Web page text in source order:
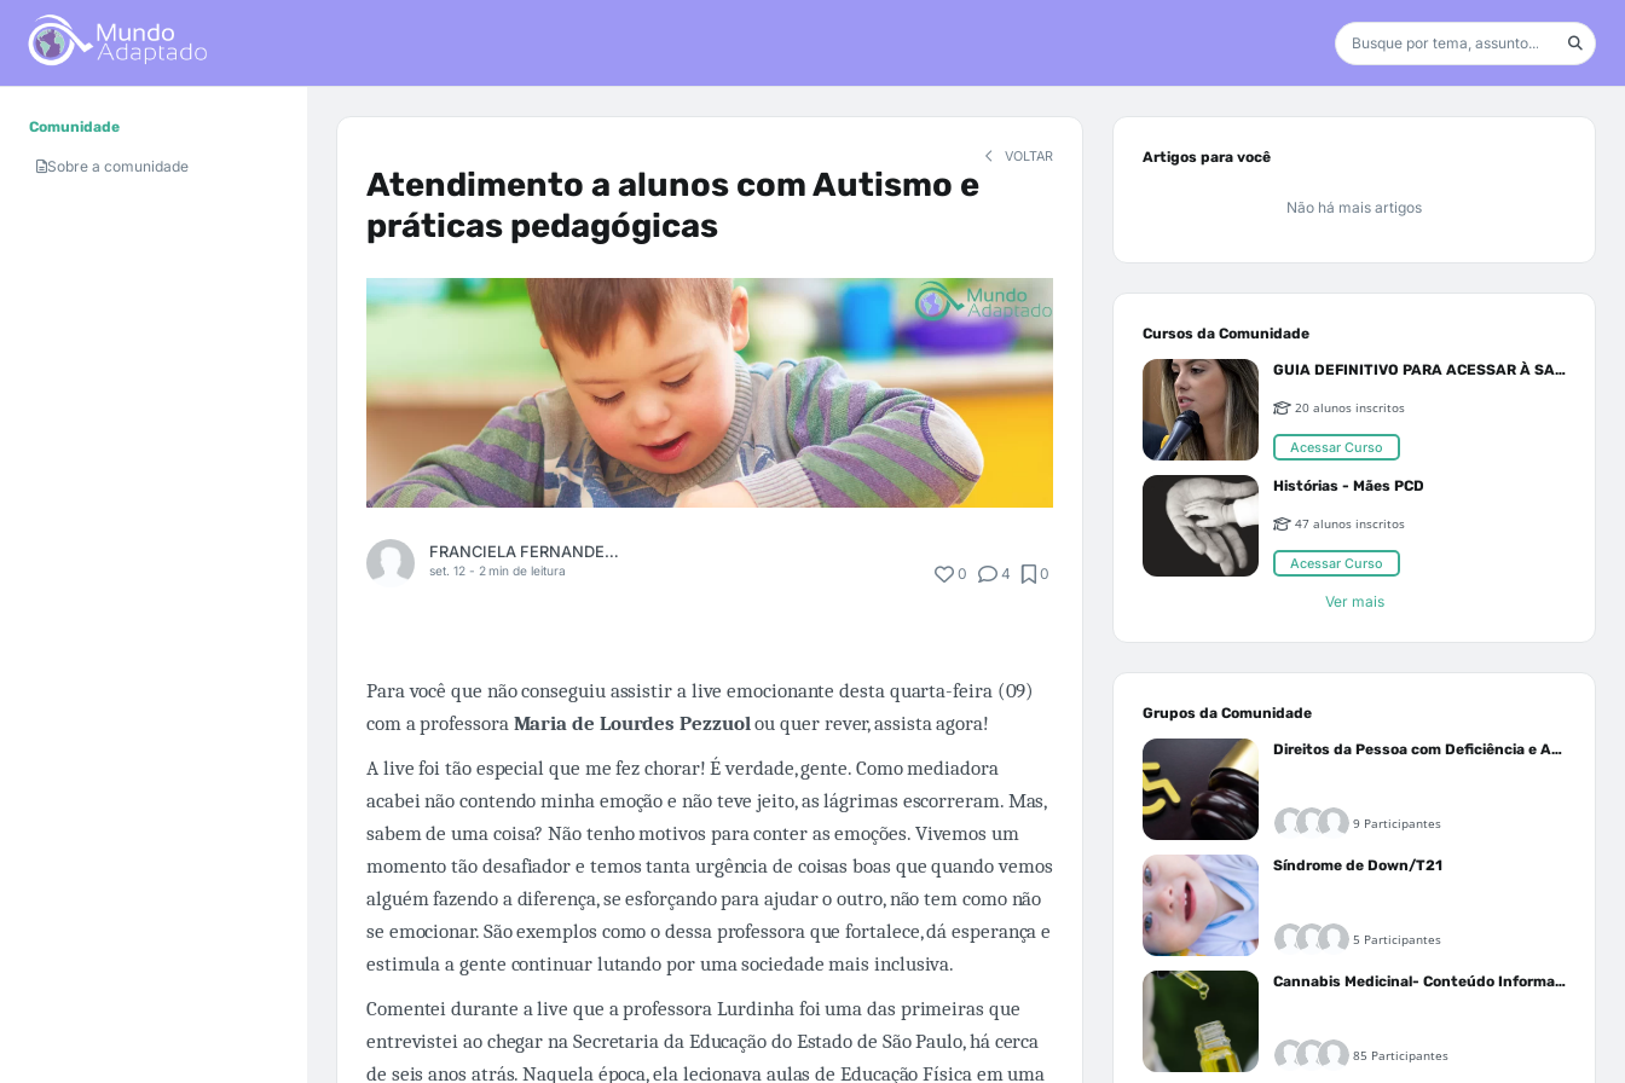
Comunidade
Sobre a comunidade
VOLTAR
Atendimento a alunos com Autismo e
práticas pedagógicas
FRANCIELA FERNANDES PEREIRA
set. 12 - 2 min de leitura 0 4 0
Para você que não conseguiu assistir a live emocionante desta quarta-feira (09)
com a professora Maria de Lourdes Pezzuolou quer rever, assista agora!
A live foi tão especial que me fez chorar! É verdade, gente. Como mediadora
acabei não contendo minha emoção e não teve jeito, as lágrimas escorreram. Mas,
sabem de uma coisa? Não tenho motivos para conter as emoções. Vivemos um
momento tão desafiador e temos tanta urgência de coisas boas que quando vemos
alguém fazendo a diferença, se esforçando para ajudar o outro, não tem como não
se emocionar. São exemplos como o dessa professora que fortalece, dá esperança e
estimula a gente continuar lutando por uma sociedade mais inclusiva.
Comentei durante a live que a professora Lurdinha foi uma das primeiras que
entrevistei ao chegar na Secretaria da Educação do Estado de São Paulo, há cerca
de seis anos atrás. Naquela época, ela lecionava aulas de Educação Física em uma
Artigos para você
Não há mais artigos
Cursos da Comunidade
GUIA DEFINITIVO PARA ACESSAR À SAÚDE PELO SUS OU PLANO DE SAÚDE
20 alunos inscritos
Acessar Curso
Histórias - Mães PCD
47 alunos inscritos
Acessar Curso
Ver mais
Grupos da Comunidade
Direitos da Pessoa com Deficiência e Autistas
9 Participantes
Síndrome de Down/T21
5 Participantes
Cannabis Medicinal- Conteúdo Informativo
85 Participantes